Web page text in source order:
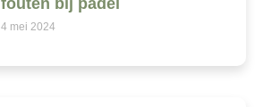
fouten bij padel
4 mei 2024